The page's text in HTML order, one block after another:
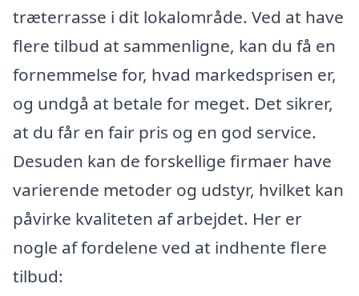
træterrasse i dit lokalområde. Ved at have
flere tilbud at sammenligne, kan du få en
fornemmelse for, hvad markedsprisen er,
og undgå at betale for meget. Det sikrer,
at du får en fair pris og en god service.
Desuden kan de forskellige firmaer have
varierende metoder og udstyr, hvilket kan
påvirke kvaliteten af arbejdet. Her er
nogle af fordelene ved at indhente flere
tilbud: